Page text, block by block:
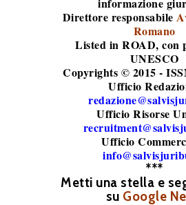
Direttore responsabile
Romano
Listed in ROAD, con
UNESCO
Copyrights © 2015 -
Ufficio
Ufficio Risorse
Ufficio
***
Metti una stella e
su Google